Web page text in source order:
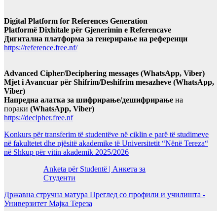
Digital Platform for References Generation
Platformë Dixhitale për Gjenerimin e Referencave
Дигитална платформа за генерирање на референци
https://reference.free.nf/
Advanced Cipher/Deciphering messages (WhatsApp, Viber)
Mjet i Avancuar për Shifrim/Deshifrim mesazheve (WhatsApp,
Viber)
Напредна алатка за шифрирање/дешифрирање на
пораки (WhatsApp, Viber)
https://decipher.free.nf
Konkurs për transferim të studentëve në ciklin e parë të studimeve
në fakultetet dhe njësitë akademike të Universitetit “Nënë Tereza“
në Shkup për vitin akademik 2025/2026
Anketa për Studentë | Анкета за
Студенти
Државна стручна матура Преглед со профили и училишта -
Универзитет Мајка Тереза